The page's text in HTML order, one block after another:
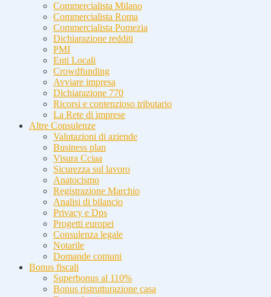
Commercialista Milano
Commercialista Roma
Commercialista Pomezia
Dichiarazione redditi
PMI
Enti Locali
Crowdfunding
Avviare impresa
Dichiarazione 770
Ricorsi e contenzioso tributario
La Rete di imprese
Altre Consulenze
Valutazioni di aziende
Business plan
Visura Cciaa
Sicurezza sul lavoro
Anatocismo
Registrazione Marchio
Analisi di bilancio
Privacy e Dps
Progetti europei
Consulenza legale
Notarile
Domande comuni
Bonus fiscali
Superbonus al 110%
Bonus ristrutturazione casa